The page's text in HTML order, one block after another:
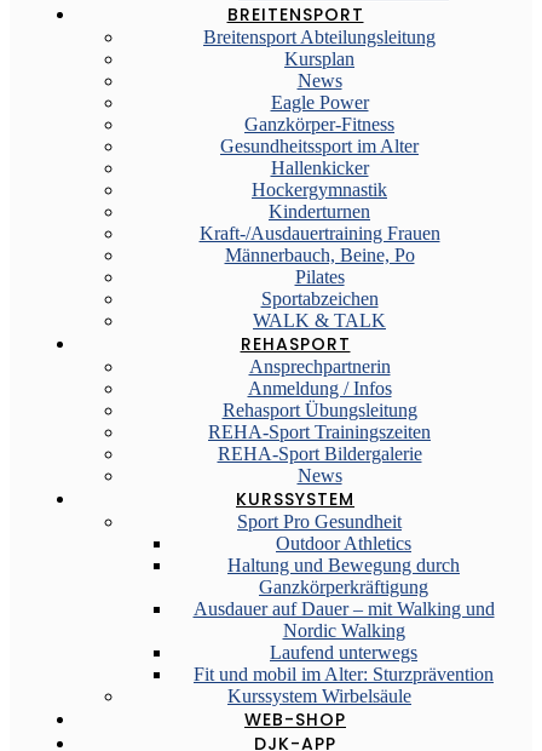
BREITENSPORT
Breitensport Abteilungsleitung
Kursplan
News
Eagle Power
Ganzkörper-Fitness
Gesundheitssport im Alter
Hallenkicker
Hockergymnastik
Kinderturnen
Kraft-/Ausdauertraining Frauen
Männerbauch, Beine, Po
Pilates
Sportabzeichen
WALK & TALK
REHASPORT
Ansprechpartnerin
Anmeldung / Infos
Rehasport Übungsleitung
REHA-Sport Trainingszeiten
REHA-Sport Bildergalerie
News
KURSSYSTEM
Sport Pro Gesundheit
Outdoor Athletics
Haltung und Bewegung durch
Ganzkörperkräftigung
Ausdauer auf Dauer – mit Walking und
Nordic Walking
Laufend unterwegs
Fit und mobil im Alter: Sturzprävention
Kurssystem Wirbelsäule
WEB-SHOP
DJK-APP